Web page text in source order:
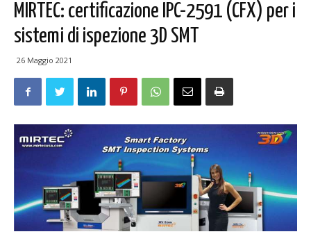
MIRTEC: certificazione IPC-2591 (CFX) per i
sistemi di ispezione 3D SMT
26 Maggio 2021